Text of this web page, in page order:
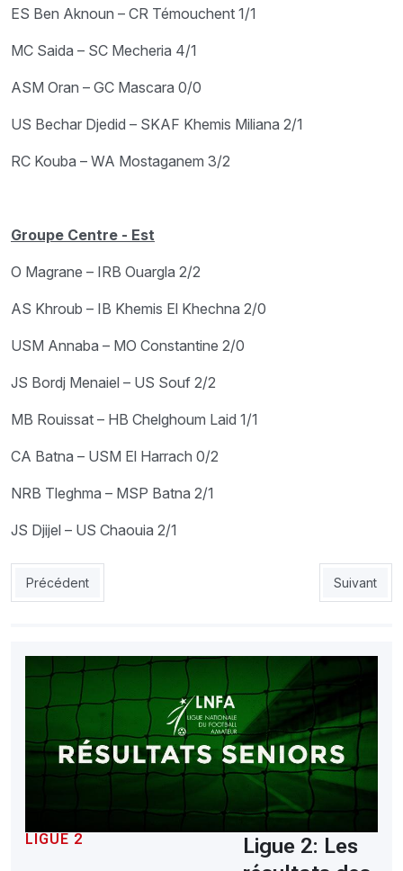
ES Ben Aknoun – CR Témouchent 1/1
MC Saida – SC Mecheria 4/1
ASM Oran – GC Mascara 0/0
US Bechar Djedid – SKAF Khemis Miliana 2/1
RC Kouba – WA Mostaganem 3/2
Groupe Centre - Est
O Magrane – IRB Ouargla 2/2
AS Khroub – IB Khemis El Khechna 2/0
USM Annaba – MO Constantine 2/0
JS Bordj Menaiel – US Souf 2/2
MB Rouissat – HB Chelghoum Laid 1/1
CA Batna – USM El Harrach 0/2
NRB Tleghma – MSP Batna 2/1
JS Djijel – US Chaouia 2/1
Article précédent : Ligue 2: Les résultats des rencontres de la
Précédent Article
Suivant
LIGUE 2
Ligue 2: Les